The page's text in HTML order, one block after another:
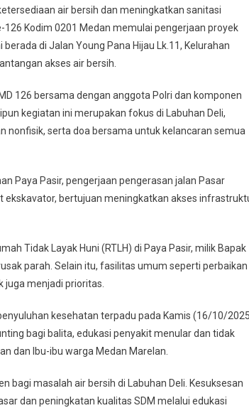
air bersih dan meningkatkan sanitasi
Kodim 0201 Medan memulai pengerjaan proyek
di Jalan Young Pana Hijau Lk.11, Kelurahan
akses air bersih.
126 bersama dengan anggota Polri dan komponen
kegiatan ini merupakan fokus di Labuhan Deli,
nonfisik, serta doa bersama untuk kelancaran semua
Paya Pasir, pengerjaan pengerasan jalan Pasar
ekskavator, bertujuan meningkatkan akses
Tidak Layak Huni (RTLH) di Paya Pasir, milik Bapak
parah. Selain itu, fasilitas umum seperti perbaikan
juga menjadi prioritas.
kesehatan terpadu pada Kamis (16/10/
bagi balita, edukasi penyakit menular dan tidak
dan Ibu-ibu warga Medan Marelan.
bagi masalah air bersih di Labuhan Deli. Kesuksesan
dan peningkatan kualitas SDM melalui edukasi